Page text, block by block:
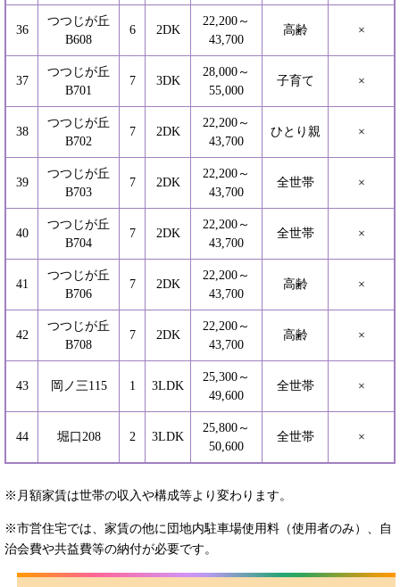
36
つつじが丘
B608
6 2DK
22,200～
43,700
高齢 ×
37
つつじが丘
B701
7 3DK
28,000～
55,000
子育て ×
38
つつじが丘
B702
7 2DK
22,200～
43,700
ひとり親 ×
39
つつじが丘
B703
7 2DK
22,200～
43,700
全世帯 ×
40
つつじが丘
B704
7 2DK
22,200～
43,700
全世帯 ×
41
つつじが丘
B706
7 2DK
22,200～
43,700
高齢 ×
42
つつじが丘
B708
7 2DK
22,200～
43,700
高齢 ×
43 岡ノ三115 1 3LDK
25,300～
49,600
全世帯 ×
44 堀口208 2 3LDK
25,800～
50,600
全世帯 ×
※月額家賃は世帯の収入や構成等より変わります。
※市営住宅では、家賃の他に団地内駐車場使用料（使用者のみ）、自
治会費や共益費等の納付が必要です。